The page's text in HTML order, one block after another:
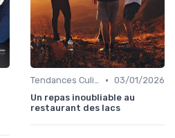
Tendances Culinaire • 03/01/2026
Un repas inoubliable au
restaurant des lacs